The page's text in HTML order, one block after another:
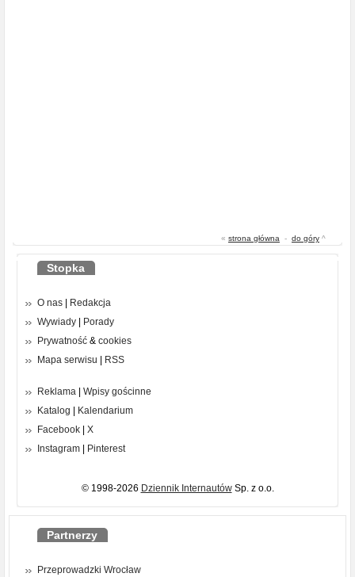
« strona główna - do góry ^
Stopka
O nas | Redakcja
Wywiady | Porady
Prywatność & cookies
Mapa serwisu | RSS
Reklama | Wpisy gościnne
Katalog | Kalendarium
Facebook | X
Instagram | Pinterest
© 1998-2026 Dziennik InternautówSp. z o.o.
Partnerzy
Przeprowadzki Wrocław